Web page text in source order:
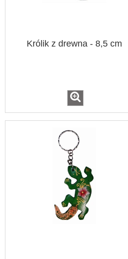
Królik z drewna - 8,5 cm